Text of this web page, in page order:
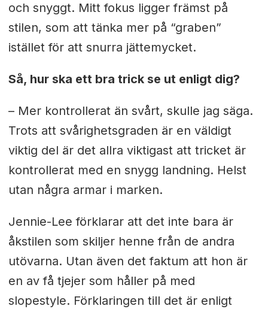
och snyggt. Mitt fokus ligger främst på
stilen, som att tänka mer på “graben”
istället för att snurra jättemycket.
Så, hur ska ett bra trick se ut enligt dig?
– Mer kontrollerat än svårt, skulle jag säga.
Trots att svårighetsgraden är en väldigt
viktig del är det allra viktigast att tricket är
kontrollerat med en snygg landning. Helst
utan några armar i marken.
Jennie-Lee förklarar att det inte bara är
åkstilen som skiljer henne från de andra
utövarna. Utan även det faktum att hon är
en av få tjejer som håller på med
slopestyle. Förklaringen till det är enligt